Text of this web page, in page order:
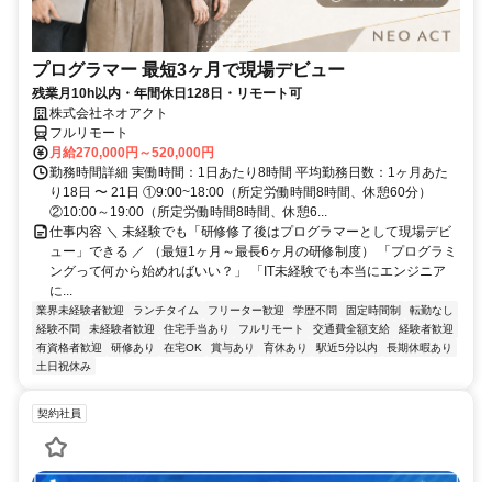
プログラマー 最短3ヶ月で現場デビュー
残業月10h以内・年間休日128日・リモート可
株式会社ネオアクト
フルリモート
月給270,000円～520,000円
勤務時間詳細 実働時間：1日あたり8時間 平均勤務日数：1ヶ月あた
り18日 〜 21日 ①9:00~18:00（所定労働時間8時間、休憩60分）
②10:00～19:00（所定労働時間8時間、休憩6...
仕事内容 ＼ 未経験でも「研修修了後はプログラマーとして現場デビ
ュー」できる ／ （最短1ヶ月～最長6ヶ月の研修制度） 「プログラミ
ングって何から始めればいい？」 「IT未経験でも本当にエンジニア
に...
業界未経験者歓迎 ランチタイム フリーター歓迎 学歴不問 固定時間制
転勤なし
経験不問
未経験者歓迎 住宅手当あり フルリモート 交通費全額支給
経験者歓迎
有資格者歓迎
研修あり 在宅OK 賞与あり 育休あり 駅近5分以内
長期休暇あり
土日祝休み
契約社員